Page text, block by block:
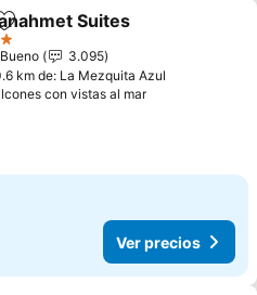
Agregar a favoritos
Suites
Bueno
3.095
km de: La Mezquita Azul
con vistas al mar
Ver precios